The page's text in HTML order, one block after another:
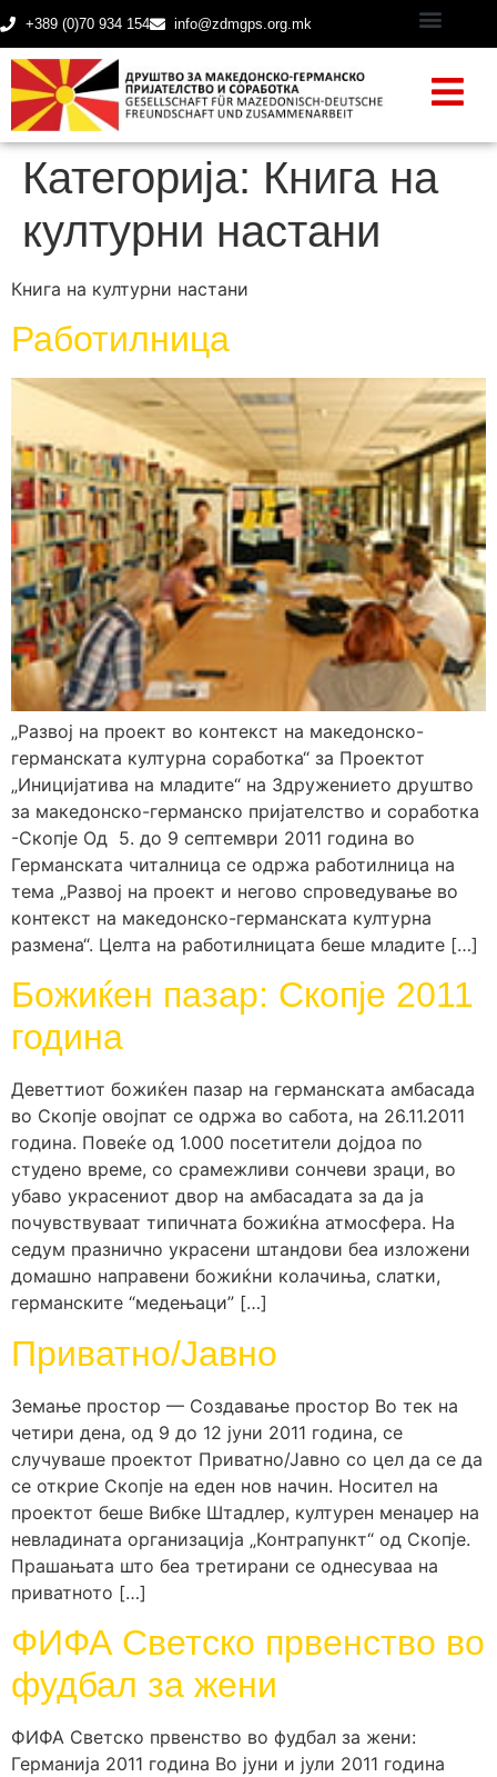
+389 (0)70 934 154 info@zdmgps.org.mk
Категорија: Книга на
културни настани
Книга на културни настани
Работилница
„Развој на проект во контекст на македонско-
германската културна соработка“ за Проектот
„Иницијатива на младите“ на Здружението друштво
за македонско-германско пријателство и соработка
-Скопје Од 5. до 9 септември 2011 година во
Германската читалница се одржа работилница на
тема „Развој на проект и негово спроведување во
контекст на македонско-германската културна
размена“. Целта на работилницата беше младите […]
Божиќен пазар: Скопје 2011
година
Деветтиот божиќен пазар на германската амбасада
во Скопје овојпат се одржа во сабота, на 26.11.2011
година. Повеќе од 1.000 посетители дојдоа по
студено време, со срамежливи сончеви зраци, во
убаво украсениот двор на амбасадата за да ја
почувствуваат типичната божиќна атмосфера. На
седум празнично украсени штандови беа изложени
домашно направени божиќни колачиња, слатки,
германските “медењаци” […]
Приватно/Јавно
Земање простор –– Создавање простор Во тек на
четири дена, од 9 до 12 јуни 2011 година, се
случуваше проектот Приватно/Јавно со цел да се да
се открие Скопје на еден нов начин. Носител на
проектот беше Вибке Штадлер, културен менаџер на
невладината организација „Контрапункт“ од Скопје.
Прашањата што беа третирани се однесуваа на
приватното […]
ФИФА Светско првенство во
фудбал за жени
ФИФА Светско првенство во фудбал за жени:
Германија 2011 година Во јуни и јули 2011 година